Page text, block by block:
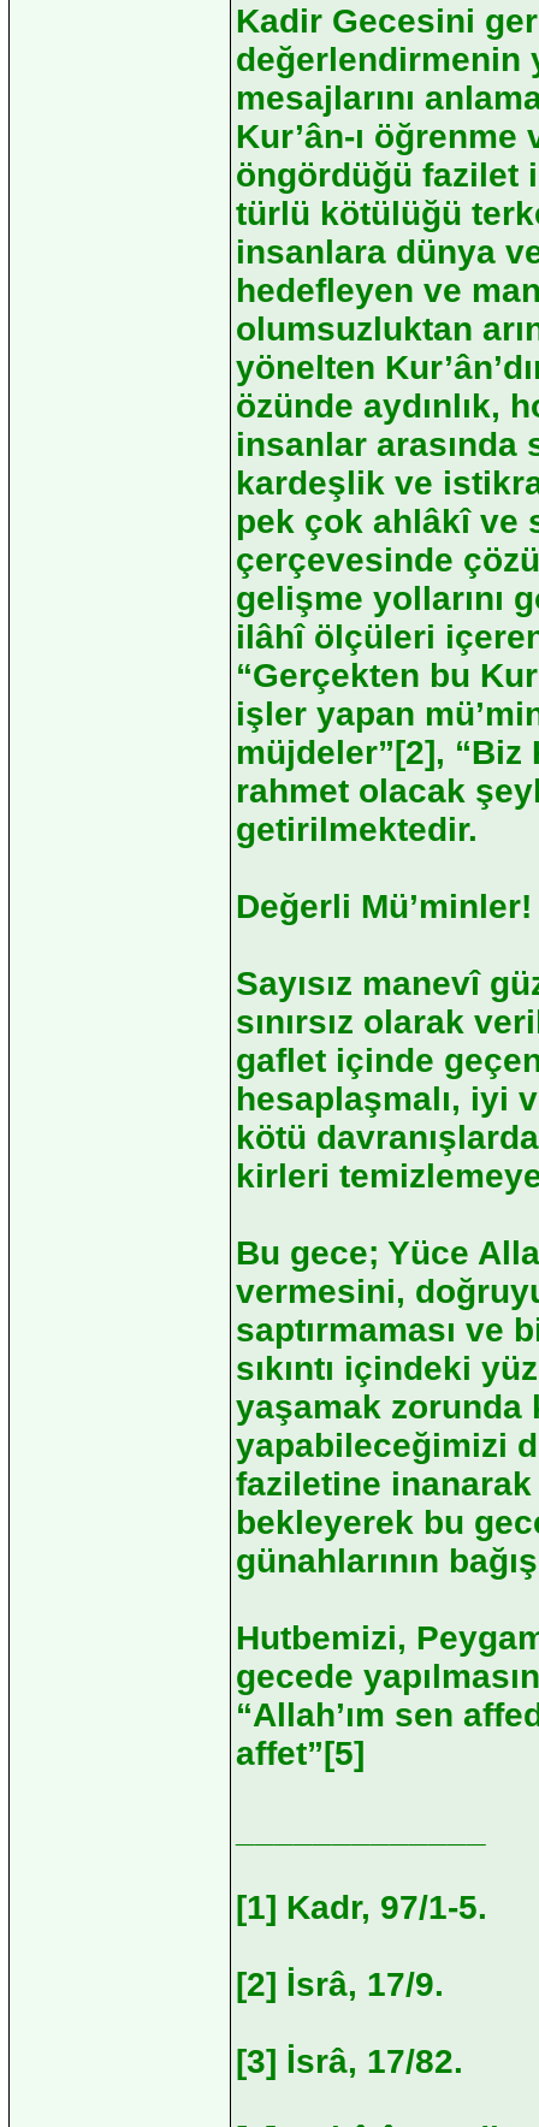
Kadir Gecesini
değerlendirmenin
mesajlarını
Kur’ân-ı öğrenme
öngördüğü fazilet
türlü kötülüğü
insanlara dünya
hedefleyen ve
olumsuzluktan
yönelten
özünde aydınlık,
insanlar arasında
kardeşlik ve
pek çok ahlâkî ve
çerçevesinde
gelişme yollarını
ilâhî ölçüleri
“Gerçekten bu
işler yapan
müjdeler”[2], “Biz
rahmet olacak
getirilmektedir.
Değerli Mü’minler!
Sayısız manevî
sınırsız olarak
gaflet içinde
hesaplaşmalı, iyi
kötü
kirleri temizlemeye
Bu gece; Yüce
vermesini,
saptırmaması ve
sıkıntı içindeki
yaşamak zorunda
yapabileceğimizi
faziletine inanarak
bekleyerek bu
günahlarının
Hutbemizi,
gecede
“Allah’ım sen
affet”[5]
[1] Kadr, 97/1-5.
[2] İsrâ, 17/9.
[3] İsrâ, 17/82.